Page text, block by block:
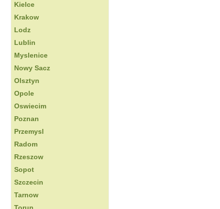
Kielce
Krakow
Lodz
Lublin
Myslenice
Nowy Sacz
Olsztyn
Opole
Oswiecim
Poznan
Przemysl
Radom
Rzeszow
Sopot
Szczecin
Tarnow